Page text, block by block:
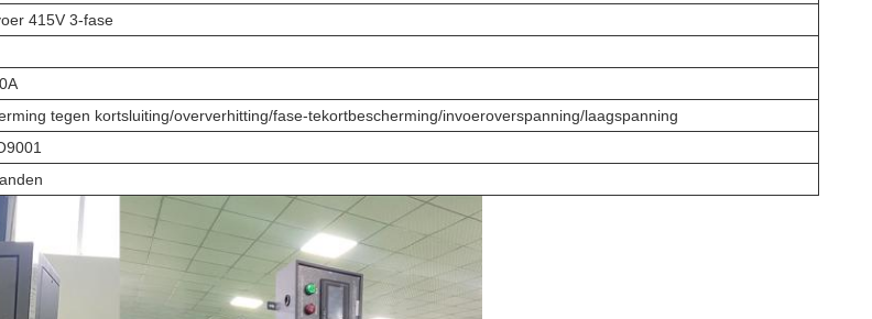
415V 3-fase
tegen kortsluiting/oververhitting/fase-tekortbescherming/invoeroverspanning/laagspanning